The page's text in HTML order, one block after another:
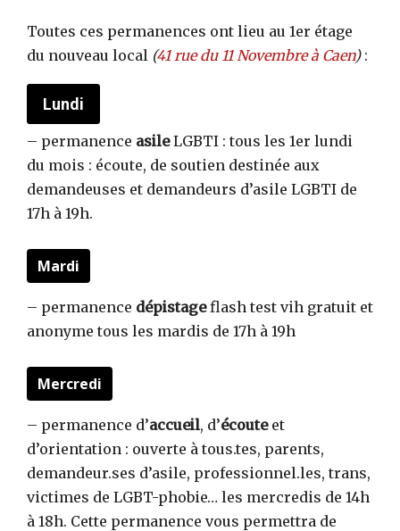
Toutes ces permanences ont lieu au 1er étage
du nouveau local (41 rue du 11 Novembre à Caen):
Lundi
– permanence asileLGBTI : tous les 1er lundi
du mois : écoute, de soutien destinée aux
demandeuses et demandeurs d’asile LGBTI de
17h à 19h.
Mardi
– permanence dépistageflash test vih gratuit et
anonyme tous les mardis de 17h à 19h
Mercredi
– permanence d’accueil, d’écouteet
d’orientation : ouverte à tous.tes, parents,
demandeur.ses d’asile, professionnel.les, trans,
victimes de LGBT-phobie… les mercredis de 14h
à 18h. Cette permanence vous permettra de